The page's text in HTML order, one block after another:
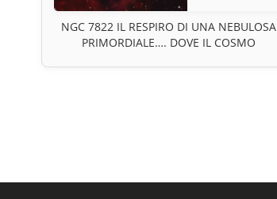
NGC 7822 IL RESPIRO DI UNA NEBULOSA
PRIMORDIALE…. DOVE IL COSMO